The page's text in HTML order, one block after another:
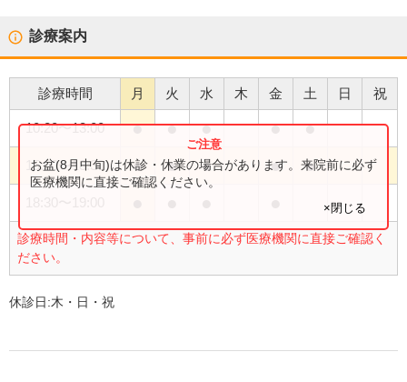
診療案内
診療時間 月 火 水 木 金 土 日 祝
10:20〜13:00 ● ● ● ● ●
15:00〜18:30 ● ● ● ● ●
診療時間・内容等について、事前に必ず医療機関に直接ご確認く
ださい。
お盆(8月中旬)は休診・休業の場合があります。来院前に必ず
医療機関に直接ご確認ください。
×閉じる
休診日:木・日・祝